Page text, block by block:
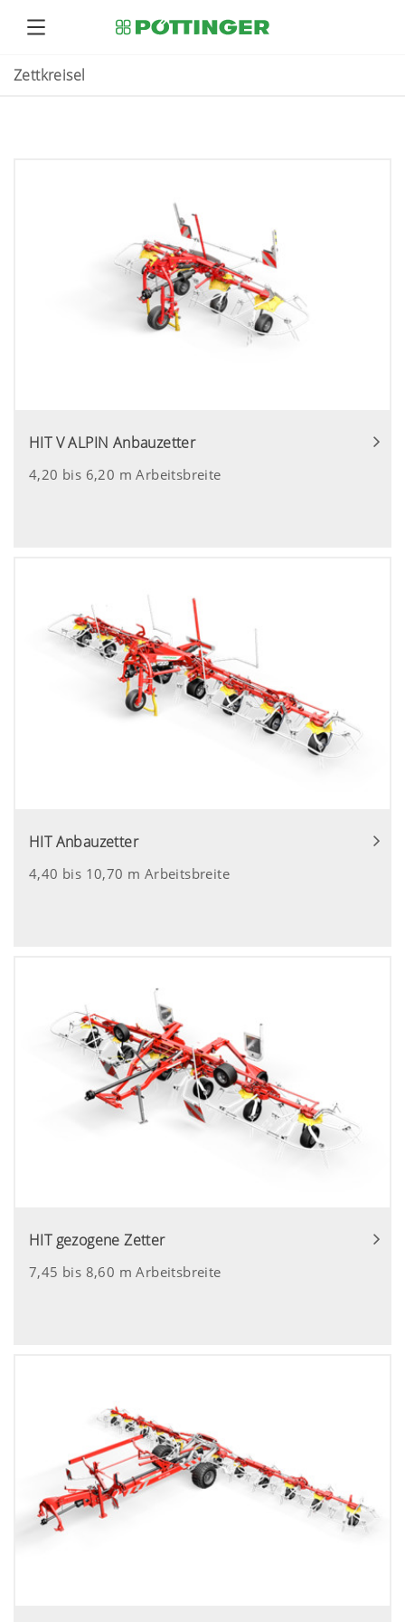
Zettkreisel
HIT V ALPIN Anbauzetter
4,20 bis 6,20 m Arbeitsbreite
HIT Anbauzetter
4,40 bis 10,70 m Arbeitsbreite
HIT gezogene Zetter
7,45 bis 8,60 m Arbeitsbreite